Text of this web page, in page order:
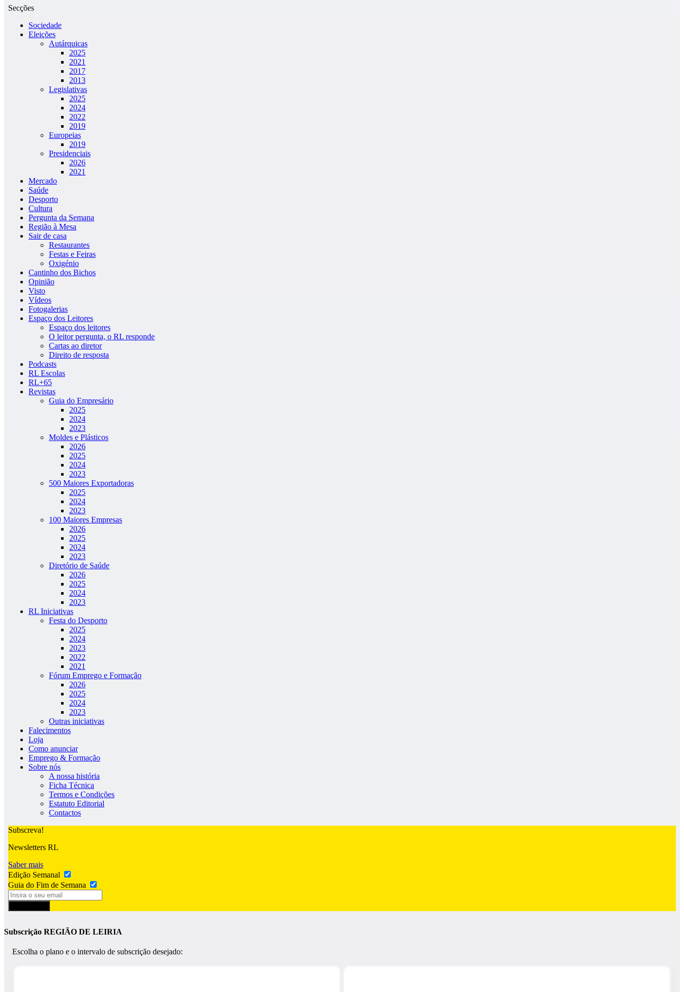
Secções
Sociedade
Eleições
Autárquicas
2025
2021
2017
2013
Legislativas
2025
2024
2022
2019
Europeias
2019
Presidenciais
2026
2021
Mercado
Saúde
Desporto
Cultura
Pergunta da Semana
Região à Mesa
Sair de casa
Restaurantes
Festas e Feiras
Oxigénio
Cantinho dos Bichos
Opinião
Visto
Vídeos
Fotogalerias
Espaço dos Leitores
Espaço dos leitores
O leitor pergunta, o RL responde
Cartas ao diretor
Direito de resposta
Podcasts
RL Escolas
RL+65
Revistas
Guia do Empresário
2025
2024
2023
Moldes e Plásticos
2026
2025
2024
2023
500 Maiores Exportadoras
2025
2024
2023
100 Maiores Empresas
2026
2025
2024
2023
Diretório de Saúde
2026
2025
2024
2023
RL Iniciativas
Festa do Desporto
2025
2024
2023
2022
2021
Fórum Emprego e Formação
2026
2025
2024
2023
Outras iniciativas
Falecimentos
Loja
Como anunciar
Emprego & Formação
Sobre nós
A nossa história
Ficha Técnica
Termos e Condições
Estatuto Editorial
Contactos
Subscreva!
Newsletters RL
Saber mais
Edição Semanal
Guia do Fim de Semana
Subscrição REGIÃO DE LEIRIA
Escolha o plano e o intervalo de subscrição desejado: